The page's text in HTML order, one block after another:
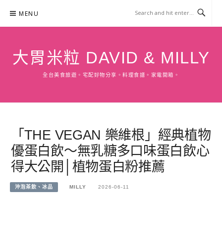
content
MENU
大胃米粒 DAVID & MILLY
全台美食旅遊。宅配好物分享。料理食譜。家電開箱。
「THE VEGAN 樂維根」經典植物
優蛋白飲～無乳糖多口味蛋白飲心
得大公開│植物蛋白粉推薦
沖泡茶飲、冰品 MILLY 2026-06-11